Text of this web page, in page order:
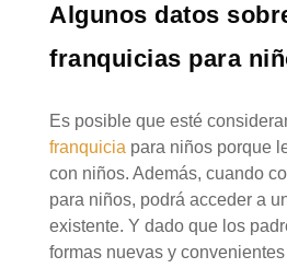
Algunos datos
franquicias para
Es posible que esté
franquicia para niños porque
con niños. Además, cuando
para niños, podrá acceder a
existente. Y dado que los
formas nuevas y